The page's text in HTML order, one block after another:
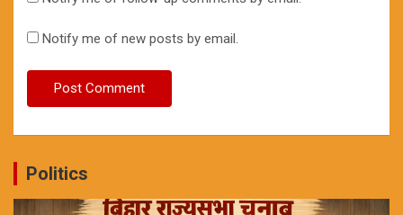
Notify me of new posts by email.
Politics